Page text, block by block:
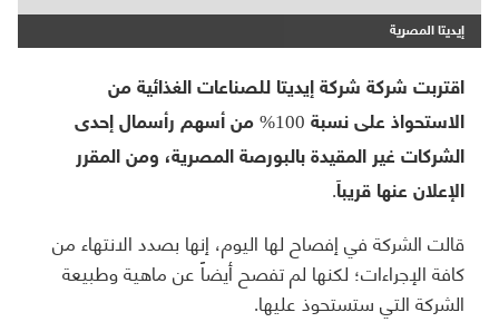
إيديتا المصرية
اقتربت شركة شركة إيديتا للصناعات الغذائية من
الاستحواذ على نسبة 100% من أسهم رأسمال إحدى
الشركات غير المقيدة بالبورصة المصرية، ومن المقرر
الإعلان عنها قريباَ.
قالت الشركة في إفصاح لها اليوم، إنها بصدد الانتهاء من
كافة الإجراءات؛ لكنها لم تفصح أيضاً عن ماهية وطبيعة
الشركة التي ستستحوذ عليها.